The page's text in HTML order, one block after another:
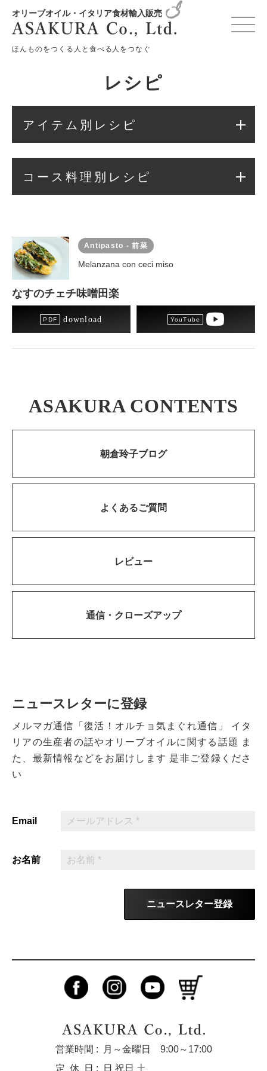
オリーブオイル・イタリア食材輸入販売
ほんものをつくる人と食べる人をつなぐ
変更確認プレビュー
レシピ
Antipasto - 前菜
Melanzana con ceci miso
なすのチェチ味噌田楽
download
アイテム別レシピ
コース料理別レシピ
ASAKURA CONTENTS
朝倉玲子ブログ
よくあるご質問
レビュー
通信・ クローズアップ
ニュースレターに登録
メルマガ通信「復活！オルチョ気まぐれ通信」
イタ
リアの生産者の話やオリーブオイルに関する話題
ま
た、最新情報などをお届けします 是非ご登録くださ
い
Email
お名前
ニュースレター登録
営業時間 :
月～金曜日 9:00～17:00
定休
日 : 日 祝日 土